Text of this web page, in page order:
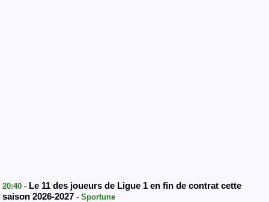
20:40 - Le 11 des joueurs de Ligue 1 en fin de contrat cette
saison 2026-2027 - Sportune